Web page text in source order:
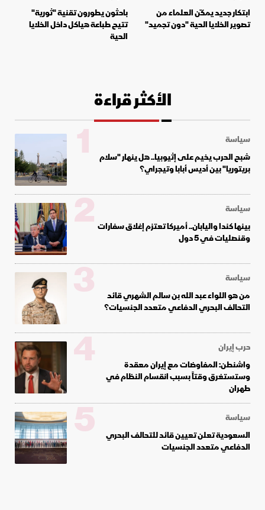
ابتكار جديد يمكّن العلماء من
تصوير الخلايا الحية "دون تجميد"
باحثون يطورون تقنية "ثورية"
تتيح طباعة هياكل داخل الخلايا
الحية
الأكثر قراءة
سياسة
شبح الحرب يخيم على إثيوبيا.. هل ينهار "سلام
بريتوريا" بين أديس أبابا وتيجراي؟
1
سياسة
بينها كندا واليابان.. أميركا تعتزم إغلاق سفارات
وقنصليات في 5 دول
2
سياسة
من هو اللواء عبد الله بن سالم الشهري قائد
التحالف البحري الدفاعي متعدد الجنسيات؟
3
حرب إيران
واشنطن: المفاوضات مع إيران معقدة
وستستغرق وقتاً بسبب انقسام النظام في
طهران
4
سياسة
السعودية تعلن تعيين قائد للتحالف البحري
الدفاعي متعدد الجنسيات
5